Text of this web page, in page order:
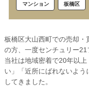
マンション 板橋区
板橋区大山西町での売却・
の方、一度センチュリー21
当社は地域密着で20年以
い」「近所にばれないよ
してきました。